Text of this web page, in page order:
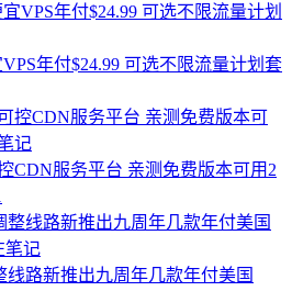
年付$24.99 可选不限流量计划套
CDN服务平台 亲测免费版本可用2
线路新推出九周年几款年付美国